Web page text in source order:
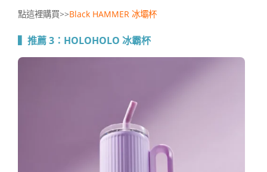
點這裡購買>>Black HAMMER 冰壩杯
▍推薦 3： HOLOHOLO 冰霸杯